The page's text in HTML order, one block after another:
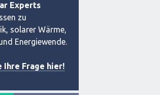
Experts
zu
solarer Wärme,
Energiewende.
Ihre Frage hier!